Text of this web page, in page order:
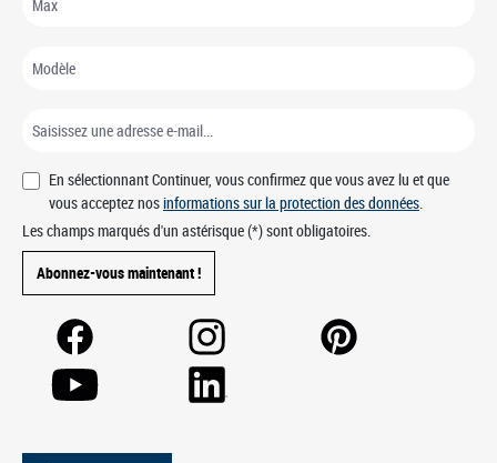
En sélectionnant Continuer, vous confirmez que vous avez lu et que
vous acceptez nosinformations sur la protection des données.
Les champs marqués d'un astérisque (*) sont obligatoires.
Abonnez-vous maintenant !